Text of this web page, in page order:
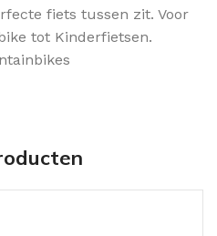
fiets tussen zit. Voor
tot Kinderfietsen.